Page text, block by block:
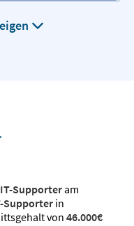
IT-Supporteram
Supporterin
von 46.000€